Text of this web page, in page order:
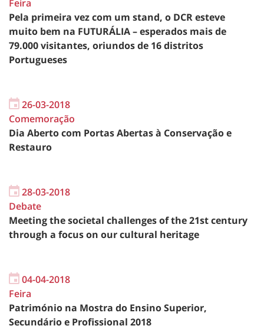
Feira
Pela primeira vez com um stand, o DCR esteve
muito bem na FUTURÁLIA – esperados mais de
79.000 visitantes, oriundos de 16 distritos
Portugueses
26-03-2018
Comemoração
Dia Aberto com Portas Abertas à Conservação e
Restauro
28-03-2018
Debate
Meeting the societal challenges of the 21st century
through a focus on our cultural heritage
04-04-2018
Feira
Património na Mostra do Ensino Superior,
Secundário e Profissional 2018